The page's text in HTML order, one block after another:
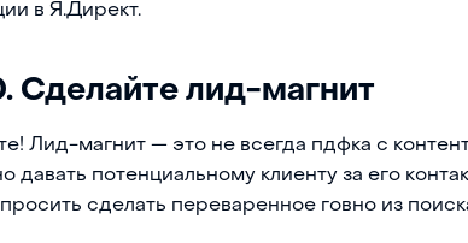
в Я.Директ.
Сделайте лид-магнит
Лид-магнит — это не всегда пдфка с
давать потенциальному клиенту за его
сделать переваренное говно из